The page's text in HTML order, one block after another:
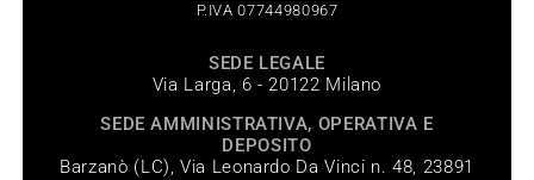
P.IVA 07744980967
SEDE LEGALE
Via Larga, 6 - 20122 Milano
SEDE AMMINISTRATIVA, OPERATIVA E
DEPOSITO
Barzanò (LC), Via Leonardo Da Vinci n. 48, 23891